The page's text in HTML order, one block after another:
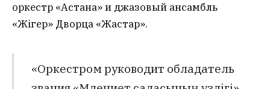
оркестр «Астана» и джазовый ансамбль
«Жігер» Дворца «Жастар».
«Оркестром руководит обладатель